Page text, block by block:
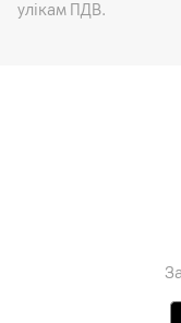
улікам ПДВ.